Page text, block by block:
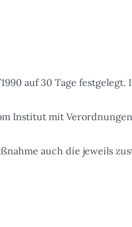
auf 30 Tage festgelegt.
Institut mit Verordnungen
auch die jeweils